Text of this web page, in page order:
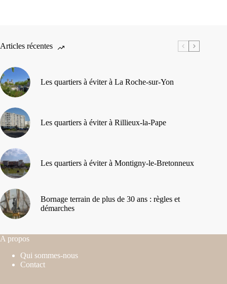
Articles récentes
Les quartiers à éviter à La Roche-sur-Yon
Les quartiers à éviter à Rillieux-la-Pape
Les quartiers à éviter à Montigny-le-Bretonneux
Bornage terrain de plus de 30 ans : règles et
démarches
A propos
Qui sommes-nous
Contact